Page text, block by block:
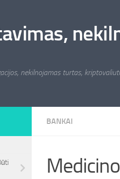
nekilnojamas turtas,
BANKAI